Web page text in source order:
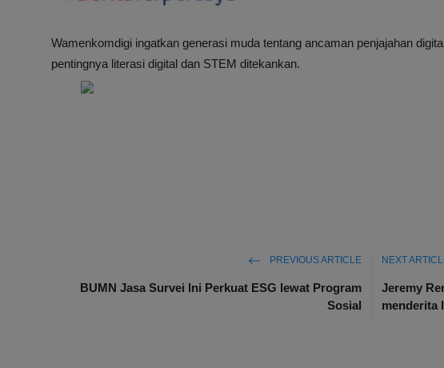
Wamenkomdigi ingatkan generasi muda tentang ancaman penjajahan
pentingnya literasi digital dan STEM ditekankan.
PREVIOUS ARTICLE
BUMN Jasa Survei Ini Perkuat ESG lewat Program
Sosial
NEXT
Jeremy
menderita